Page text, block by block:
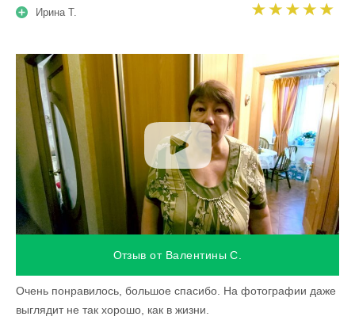
Ирина Т.
Отзыв от Валентины С.
Очень понравилось, большое спасибо. На фотографии даже
выглядит не так хорошо, как в жизни.